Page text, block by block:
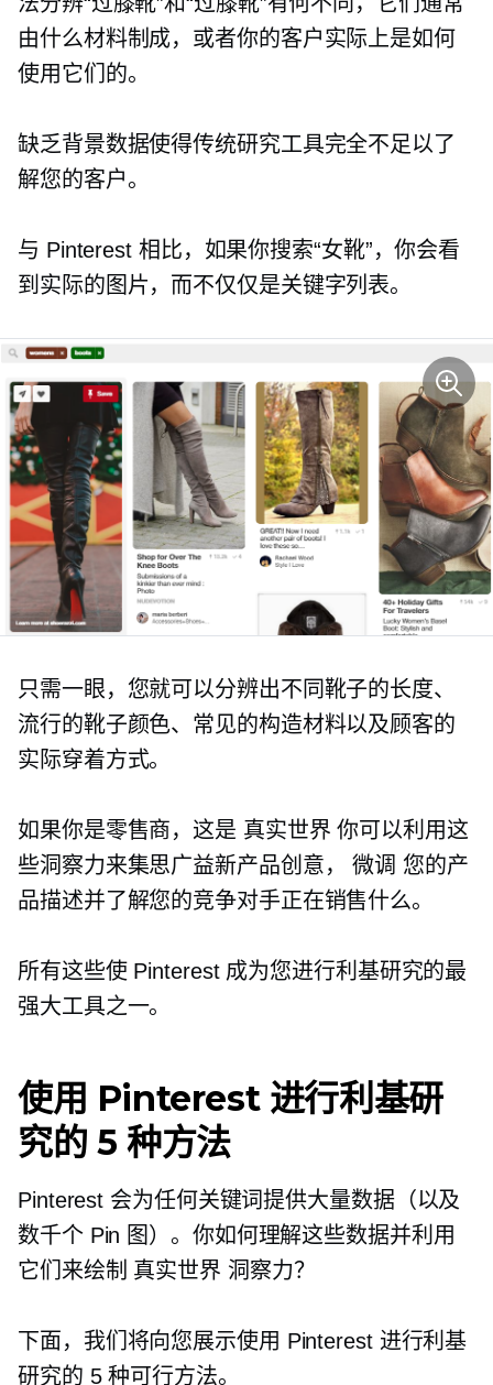
由什么材料制成，或者你的客户实际上是如何
使用它们的。
缺乏背景数据使得传统研究工具完全不足以了
解您的客户。
与 Pinterest 相比，如果你搜索“女靴”，你会看
到实际的图片，而不仅仅是关键字列表。
只需一眼，您就可以分辨出不同靴子的长度、
流行的靴子颜色、常见的构造材料以及顾客的
实际穿着方式。
如果你是零售商，这是 真实世界 你可以利用这
些洞察力来集思广益新产品创意，微调 您的产
品描述并了解您的竞争对手正在销售什么。
所有这些使 Pinterest 成为您进行利基研究的最
强大工具之一。
使用 Pinterest 进行利基研
究的 5 种方法
Pinterest 会为任何关键词提供大量数据（以及
数千个 Pin 图）。你如何理解这些数据并利用
它们来绘制 真实世界 洞察力？
下面，我们将向您展示使用 Pinterest 进行利基
研究的 5 种可行方法。